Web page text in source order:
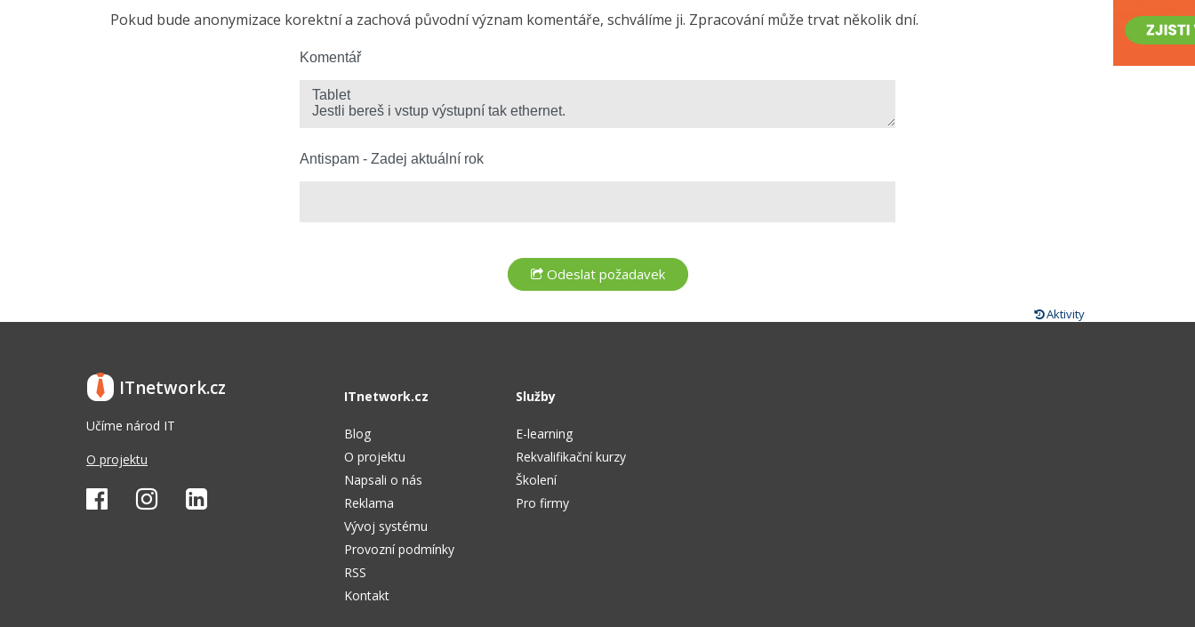
Pokud bude anonymizace korektní a zachová původní význam komentáře, schválíme ji. Zpracování může trvat několik dní.
Komentář
Antispam - Zadej aktuální rok
Aktivity
ITnetwork.cz
Učíme národ IT
O projektu
ITnetwork.cz
Blog
O projektu
Napsali o nás
Reklama
Vývoj systému
Provozní podmínky
RSS
Kontakt
Služby
E-learning
Rekvalifikační kurzy
Školení
Pro firmy